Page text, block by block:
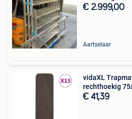
€ 2.999,00
Aartselaar
vidaXL
rechthoekig
€ 41,39